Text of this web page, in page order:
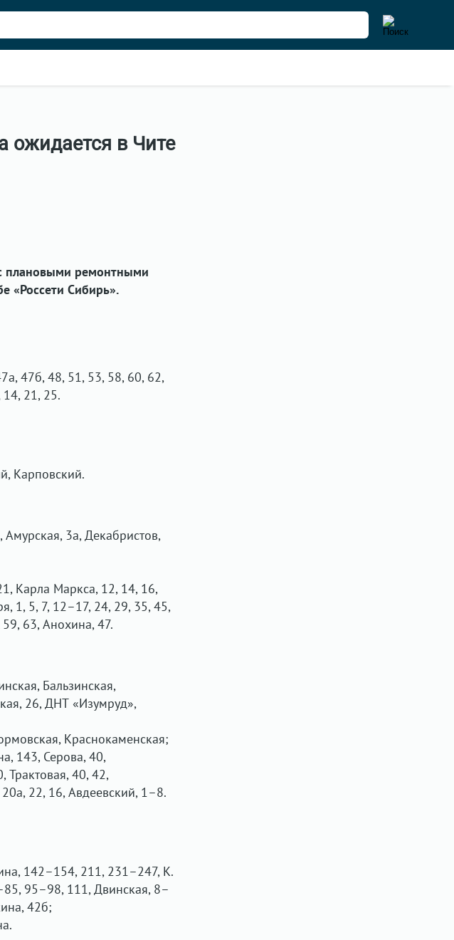
ожидается в Чите
плановыми ремонтными
«Россети Сибирь».
47б, 48, 51, 53, 58, 60, 62,
21, 25.
Карповский.
3а, Декабристов,
Карла Маркса, 12, 14, 16,
1, 5, 7, 12–17, 24, 29, 35, 45,
63, Анохина, 47.
Бальзинская,
26, ДНТ «Изумруд»,
Краснокаменская;
143, Серова, 40,
Трактовая, 40, 42,
22, 16, Авдеевский, 1–8.
142–154, 211, 231–247, К.
95–98, 111, Двинская, 8–
42б;